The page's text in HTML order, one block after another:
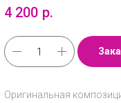
4 200 р.
Оригинальная